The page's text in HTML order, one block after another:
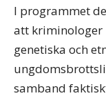
I programmet
att
genetiska och
samband